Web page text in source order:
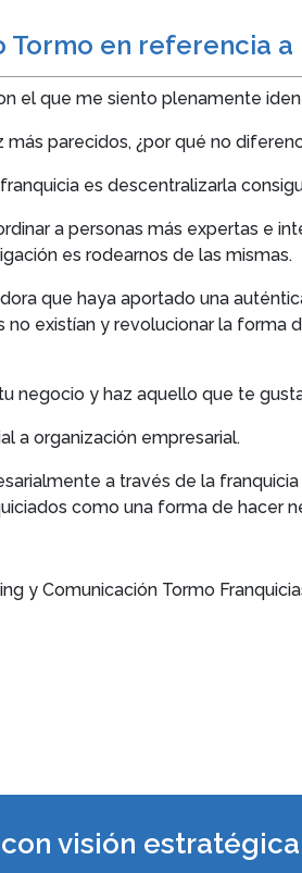
Tormo en referencia
el que me siento plenamente
parecidos, ¿por qué no
es descentralizarla
a personas más expertas e
es rodearnos de las mismas.
que haya aportado una
existían y revolucionar la forma
negocio y haz aquello que te
a organización empresarial.
a través de la
como una forma de hacer
y Comunicación Tormo
visión estratégica